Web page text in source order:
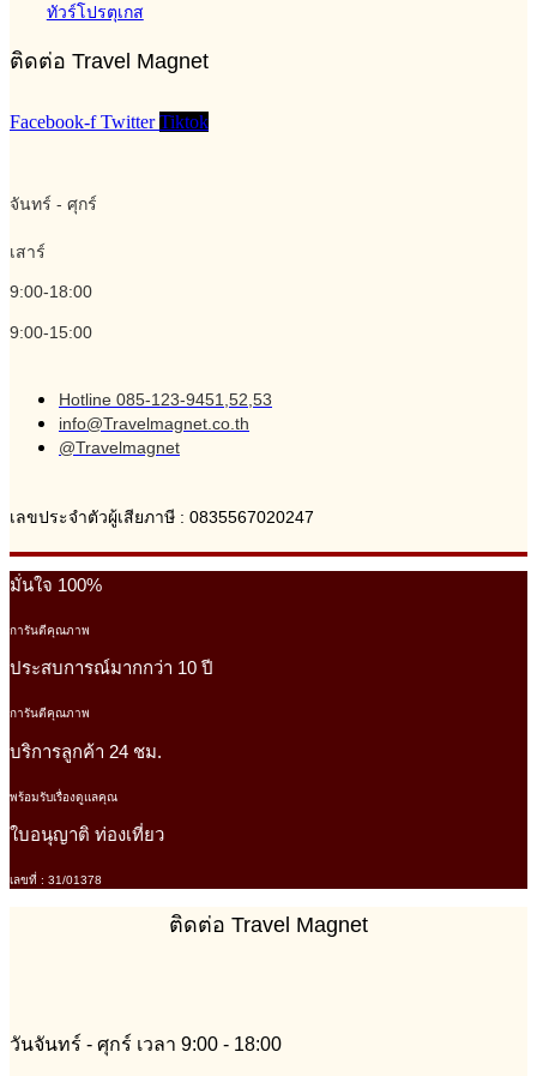
ทัวร์โปรตุเกส
ติดต่อ Travel Magnet
Facebook-f Twitter Tiktok
จันทร์ - ศุกร์
เสาร์
9:00-18:00
9:00-15:00
Hotline 085-123-9451,52,53
info@Travelmagnet.co.th
@Travelmagnet
เลขประจำตัวผู้เสียภาษี : 0835567020247
มั่นใจ 100%
การันตีคุณภาพ
ประสบการณ์มากกว่า 10 ปี
การันตีคุณภาพ
บริการลูกค้า 24 ชม.
พร้อมรับเรื่องดูแลคุณ
ใบอนุญาติ ท่องเที่ยว
เลขที่ : 31/01378
ติดต่อ Travel Magnet
วันจันทร์ - ศุกร์ เวลา 9:00 - 18:00